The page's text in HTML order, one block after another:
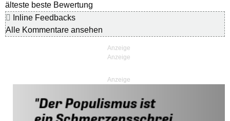
älteste beste Bewertung
Inline Feedbacks
Alle Kommentare ansehen
Anzeige